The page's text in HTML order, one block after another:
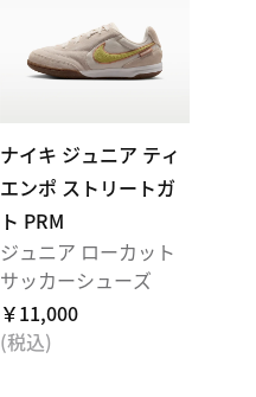
ナイキ ジュニア ティ
エンポ ストリートガ
ト PRM
ジュニア ローカット
サッカーシューズ
￥11,000
(税込)